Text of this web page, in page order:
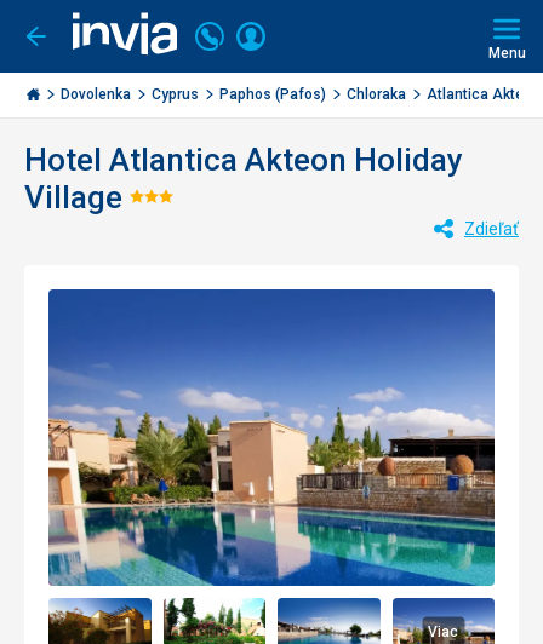
Ísť
späť
Invia.sk
Volajte
+421
2
3221
Prihlásiť
Menu
Dovolenka Cyprus Paphos (Pafos) Chloraka Atlantica Akteon
Hotel Atlantica Akteon Holiday
Village Hodnotenie:
Zdieľať
Viac